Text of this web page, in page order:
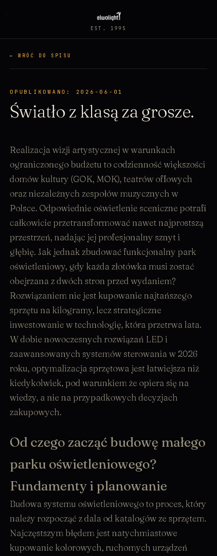
EST. 1995
← WRÓĆ DO SPISU
OPUBLIKOWANO: 2026-06-01
Światło z klasą za grosze.
Realizacja wizji artystycznej w warunkach
ograniczonego budżetu to codzienność większości
domów kultury (GOK, MOK), teatrów offowych
oraz niezależnych zespołów muzycznych w
Polsce. Odpowiednie oświetlenie sceniczne potrafi
całkowicie przetransformować nawet najprostszą
przestrzeń, nadając jej profesjonalny sznyt i
głębię. Jak jednak zbudować funkcjonalny park
oświetleniowy, gdy każda złotówka musi zostać
obejrzana z dwóch stron przed wydaniem?
Rozwiązaniem nie jest kupowanie najtańszego
sprzętu na kilogramy, lecz strategiczne
inwestowanie w technologię, która przetrwa lata.
W dobie nowoczesnych rozwiązań LED i
zaawansowanych systemów sterowania w 2026
roku, optymalizacja sprzętowa jest łatwiejsza niż
kiedykolwiek, pod warunkiem że opiera się na
wiedzy, a nie na przypadkowych decyzjach
zakupowych.
Od czego zacząć budowę małego
parku oświetleniowego?
Fundamenty i planowanie
Budowa systemu oświetleniowego to proces, który
należy rozpocząć z dala od katalogów ze sprzętem.
Najczęstszym błędem jest natychmiastowe
kupowanie kolorowych, ruchomych urządzeń